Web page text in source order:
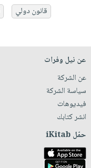
قانون دولي
عن نيل وفرات
عن الشركة
سياسة الشركة
فيديوهات
انشر كتابك
حمّل iKitab